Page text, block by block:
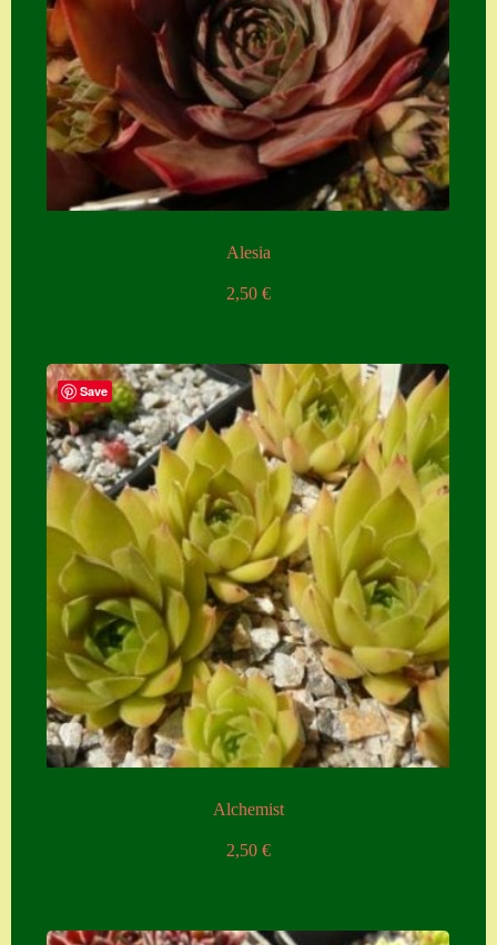
Zubehör
Alesia
2,50 €
Save
Alchemist
2,50 €